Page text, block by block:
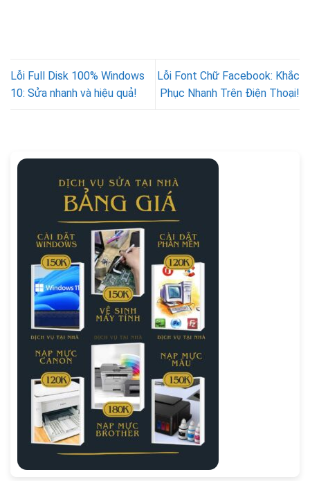
Lỗi Full Disk 100% Windows
10: Sửa nhanh và hiệu quả!
Lỗi Font Chữ Facebook: Khắc
Phục Nhanh Trên Điện Thoại!